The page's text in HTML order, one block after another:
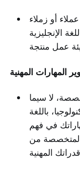
أو زملاء
الإنجليزية
لا سيما
باللغة
في فهم
من